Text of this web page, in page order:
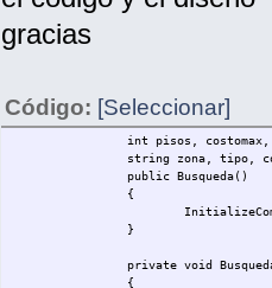
gracias
Código: [Seleccionar]
int pisos, costomax,
string zona, tipo,
public Busqueda()
{
}
private void
{